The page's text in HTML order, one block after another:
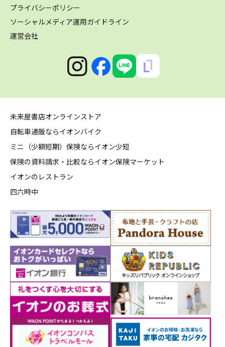
プライバシーポリシー
ソーシャルメディア運用ガイドライン
運営会社
未来屋書店オンラインストア
自転車通販ならイオンバイク
ミニ（少額短期）保険ならイオン少短
保険の資料請求・比較ならイオン保険マーケット
イオンのレストラン
四六時中